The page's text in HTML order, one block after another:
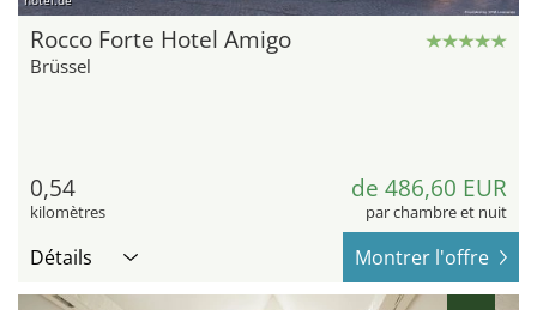
Rocco Forte Hotel Amigo
Brüssel
0,54
kilomètres
de 486,60 EUR
par chambre et nuit
Détails Montrer l'offre